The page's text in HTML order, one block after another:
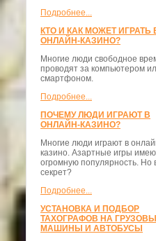
Подробнее...
КТО И КАК МОЖЕТ ИГРАТЬ
ОНЛАЙН-КАЗИНО?
Многие люди свободное
проводят за компьютером
смартфоном.
Подробнее...
ПОЧЕМУ ЛЮДИ ИГРАЮТ В
ОНЛАЙН-КАЗИНО?
Многие люди играют в
казино. Азартные игры
огромную популярность. Но
секрет?
Подробнее...
УСТАНОВКА И ПОДБОР
ТАХОГРАФОВ НА
МАШИНЫ И АВТОБУСЫ